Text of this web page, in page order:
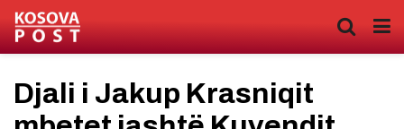
Djali i Jakup Krasniqit